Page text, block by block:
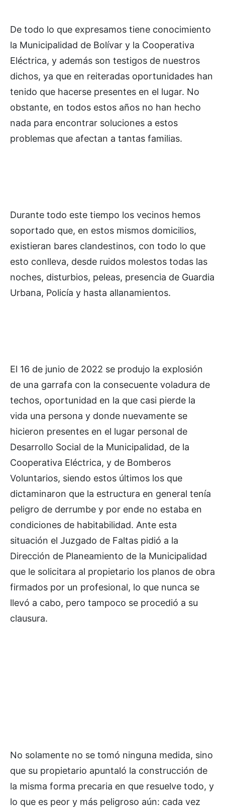
De todo lo que expresamos tiene conocimiento
la Municipalidad de Bolívar y la Cooperativa
Eléctrica, y además son testigos de nuestros
dichos, ya que en reiteradas oportunidades han
tenido que hacerse presentes en el lugar. No
obstante, en todos estos años no han hecho
nada para encontrar soluciones a estos
problemas que afectan a tantas familias.
Durante todo este tiempo los vecinos hemos
soportado que, en estos mismos domicilios,
existieran bares clandestinos, con todo lo que
esto conlleva, desde ruidos molestos todas las
noches, disturbios, peleas, presencia de Guardia
Urbana, Policía y hasta allanamientos.
El 16 de junio de 2022 se produjo la explosión
de una garrafa con la consecuente voladura de
techos, oportunidad en la que casi pierde la
vida una persona y donde nuevamente se
hicieron presentes en el lugar personal de
Desarrollo Social de la Municipalidad, de la
Cooperativa Eléctrica, y de Bomberos
Voluntarios, siendo estos últimos los que
dictaminaron que la estructura en general tenía
peligro de derrumbe y por ende no estaba en
condiciones de habitabilidad. Ante esta
situación el Juzgado de Faltas pidió a la
Dirección de Planeamiento de la Municipalidad
que le solicitara al propietario los planos de obra
firmados por un profesional, lo que nunca se
llevó a cabo, pero tampoco se procedió a su
clausura.
No solamente no se tomó ninguna medida, sino
que su propietario apuntaló la construcción de
la misma forma precaria en que resuelve todo, y
lo que es peor y más peligroso aún: cada vez